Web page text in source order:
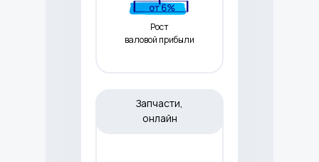
Рост
валовой прибыли
Запчасти,
онлайн